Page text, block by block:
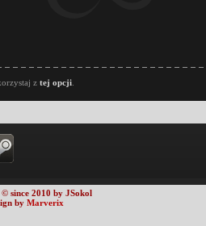
z tej opcji
since 2010 by JSokol
by Marverix